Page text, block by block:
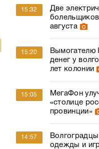
15:32
Две
августа
15:20
Вымогателю
денег у
лет колонии
15:05
МегаФон
«столице
провинции»
14:57
одежды и